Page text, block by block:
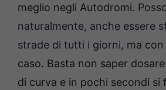
meglio negli Autodromi.
naturalmente, anche essere
strade di tutti i giorni, ma
caso. Basta non saper
di curva e in pochi secondi si